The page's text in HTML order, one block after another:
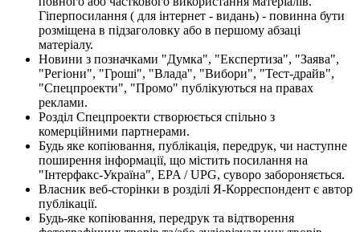
Гіперпосилання ( для інтернет - видань) - повинна бути
розміщена в підзаголовку або в першому абзаці
матеріалу.
Новини з позначками "Думка", "Експертиза", "Заява",
"Регіони", "Гроші", "Влада", "Вибори", "Тест-драйв",
"Спецпроекти", "Промо" публікуються на правах
реклами.
Розділ Спецпроекти створюється спільно з
комерційними партнерами.
Будь яке копіювання, публікація, передрук, чи наступне
поширення інформації, що містить посилання на
"Інтерфакс-Україна", EPA / UPG, суворо забороняється.
Власник веб-сторінки в розділі Я-Корреспондент є автор
публікації.
Будь-яке копіювання, передрук та відтворення